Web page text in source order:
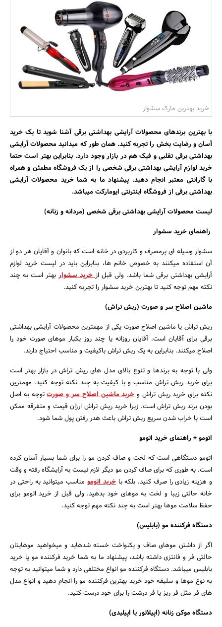
بانک، بیمه و سرمایه
مسکن و ساختمان
جستجو
خرید بهترین مارک سشوار
با بهترین برندهای محصولات آرایشی بهداشتی برقی آشنا شوید تا یک خرید
آسان و رضایت بخش را تجربه کنید. همان طور که میدانید محصولات آرایشی
بهداشتی برقی تقلبی و فیک هم در بازار وجود دارد. بنابراین بهتر است حتما
خرید لوازم آرایشی بهداشتی برقی شخصی را از یک فروشگاه مطمئن و همراه
با گارانتی معتبر انجام دهید. پیشنهاد ما به شما خرید محصولات آرایشی
بهداشتی برقی از فروشگاه اینترنتی ایومارکت میباشد.
لیست محصولات آرایشی بهداشتی برقی شخصی (مردانه و زنانه)
راهنمای خرید سشوار
سشوار وسیله ای پرمصرف و کاربردی در خانه است که بانوان و آقایان هر دو از
آن استفاده میکنند به خصوص خانم ها، بنابراین باید در لیست خرید لوازم
آرایشی بهداشتی برقی شما باشد. ولی قبل ازخرید سشوار بهتر است به چند
نکته مهم توجه کنید تا بهترین خرید سشوار را تجربه کنید.
ماشین اصلاح سر و صورت (ریش تراش)
ریش تراش یا ماشین اصلاح صورت یکی از مهمترین محصولات آرایشی بهداشتی
برقی برای آقایان است. آقایان روزانه یا چند روز یکبار موهای صورت خود را
اصلاح میکنند. بنابراین به یک ریش تراش باکیفیت و مناسب احتیاج دارند.
ولی با توجه به برندها و تنوع بالای مدل های ریش تراش در بازار بهتر است
برای خرید ریش تراش مناسب و با کیفیت به چند نکته توجه کنید. مهمترین
نکته برای خرید ریش تراش وخرید ماشین اصلاح سر و صورتتوجه به اصل
بودن برند ریش تراش است. زیرا خرید ریش تراش ارزان قیمت و متفرقه ممکن
است با خراب شدن سریع ریش تراش باعث هدر رفتن پول شما شود.
اتومو + راهنمای خرید اتومو
اتومو دستگاهی است که لخت و صاف کردن مو را برای شما بسیار آسان کرده
است. به طوری که برای صاف کردن مو دیگر لازم نیست به آرایشگاه رفته و وقت
و هزینه زیادی را صرف کنید. بلکه باخرید اتومو مناسب میتوانید به راحتی در
خانه حالتی زیبا و لخت به موهای خود بدهید. ولی قبل از خرید اتومو برای
حفظ سلامت موها بهتر است به چند نکته مهم توجه کنید.
دستگاه فرکننده مو (بابلیس)
اگر از داشتن موهای صاف و یکنواخت خسته شدهاید و میخواهید موهایتان
حالتی فر و فانتزی داشته باشد، پیشنهاد ما به شما خرید فرکننده مو یا خرید
بابلیس میباشد. دستگاه فرکننده مو انواع مختلفی دارد و شما میتوانید به توجه
به نوع موها و سلیقه خود خرید بهترین فرکننده مو را انجام دهید و انواع مدل
های فر مثل فر ریز یا فر درشت را برای خود درست کنید.
دستگاه موکن زنانه (اپیلاتور یا اپیلیدی)